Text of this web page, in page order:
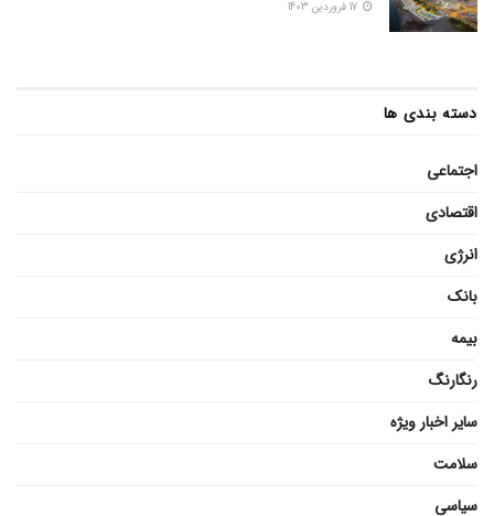
دسته بندی ها
اجتماعی
اقتصادی
انرژی
بانک
بیمه
رنگارنگ
سایر اخبار ویژه
سلامت
سیاسی